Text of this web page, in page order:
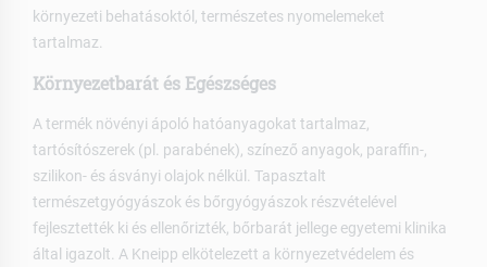
környezeti behatásoktól, természetes nyomelemeket
tartalmaz.
Környezetbarát és Egészséges
A termék növényi ápoló hatóanyagokat tartalmaz,
tartósítószerek (pl. parabének), színező anyagok, paraffin-,
szilikon- és ásványi olajok nélkül. Tapasztalt
természetgyógyászok és bőrgyógyászok részvételével
fejlesztették ki és ellenőrizték, bőrbarát jellege egyetemi klinika
által igazolt. A Kneipp elkötelezett a környezetvédelem és